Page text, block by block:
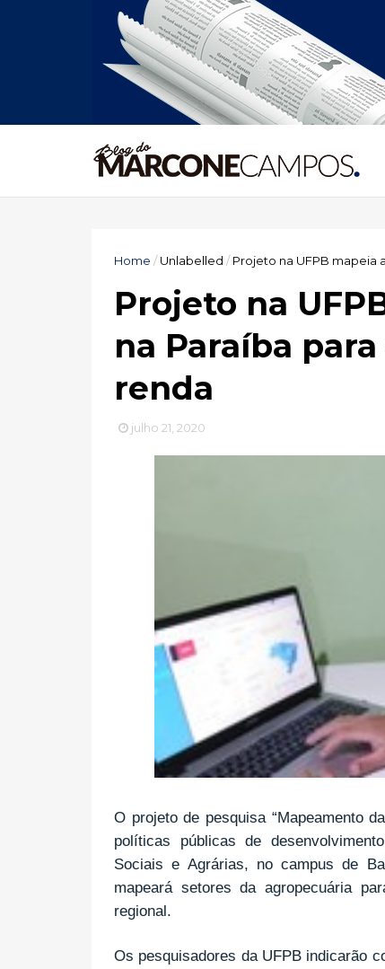
Home /Unlabelled / Projeto na UFPB mapeia
Projeto na
na Paraíba
renda
julho 21, 2020
O projeto de pesquisa “Mapeamento
políticas públicas de
Sociais e Agrárias, no campus de
mapeará setores da agropecuária
regional.
Os pesquisadores da UFPB indicarão